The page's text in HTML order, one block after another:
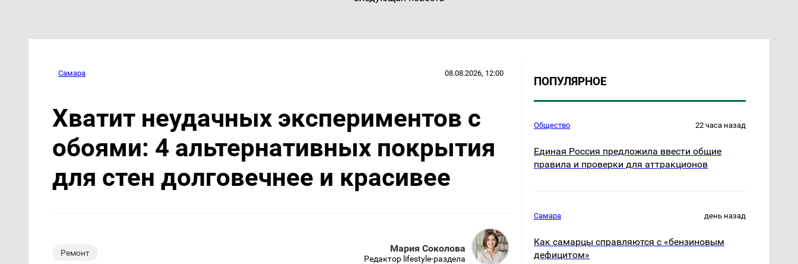
Самара 08.08.2026, 12:00
Хватит неудачных экспериментов с
обоями: 4 альтернативных покрытия
для стен долговечнее и красивее
Ремонт Мария Соколова
Редактор lifestyle-раздела
ПОПУЛЯРНОЕ
Общество 22 часа назад
Единая Россия предложила ввести общие
правила и проверки для аттракционов
Самара день назад
Как самарцы справляются с «бензиновым
дефицитом»